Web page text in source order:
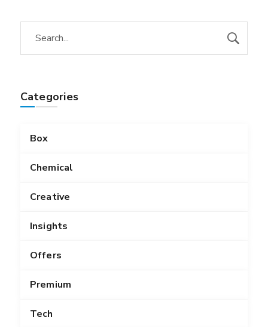
Categories
Box
Chemical
Creative
Insights
Offers
Premium
Tech